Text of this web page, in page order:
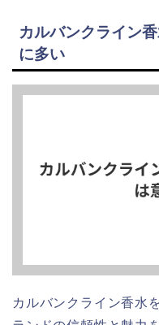
カルバンクライン
に多い
カルバンクライン香水